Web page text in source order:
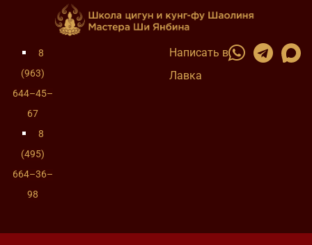
8
(963)
644–45–
67
8
(495)
664–36–
98
Написать в
Лавка